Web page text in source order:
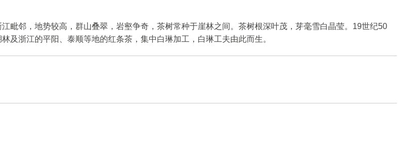
毗邻，地势较高，群山叠翠，岩壑争奇，茶树常种于崖林之间。茶树根深叶茂，芽毫雪白晶莹。19世纪50
及浙江的平阳、泰顺等地的红条茶，集中白琳加工，白琳工夫由此而生。